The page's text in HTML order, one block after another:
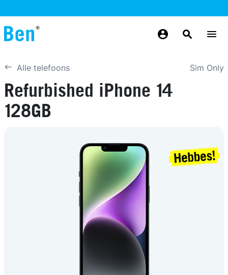
Alle telefoons Sim Only
Refurbished iPhone 14
128GB